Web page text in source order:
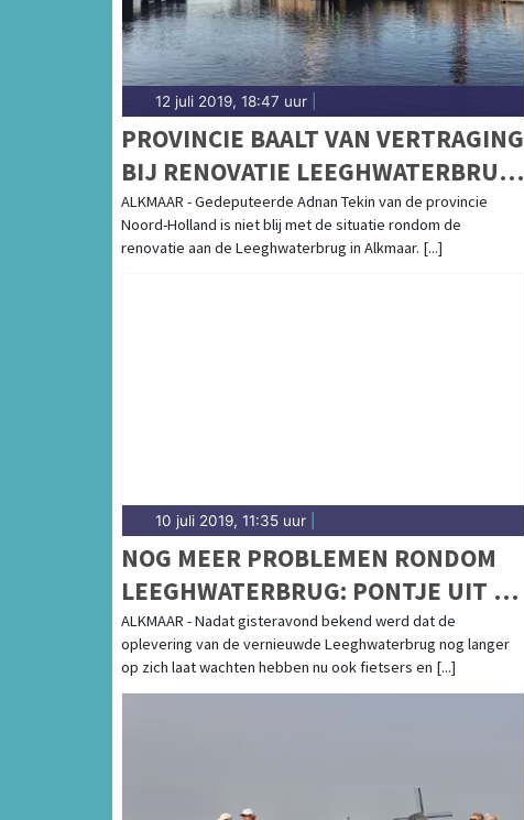
12 juli 2019, 18:47 uur
PROVINCIE BAALT VAN VERTRAGING
BIJ RENOVATIE LEEGHWATERBRUG:
'MAAR VEILIGHEID STAAT VOOROP'
ALKMAAR - Gedeputeerde Adnan Tekin van de provincie
Noord-Holland is niet blij met de situatie rondom de
renovatie aan de Leeghwaterbrug in Alkmaar. [...]
10 juli 2019, 11:35 uur
NOG MEER PROBLEMEN RONDOM
LEEGHWATERBRUG: PONTJE UIT DE
VAART
ALKMAAR - Nadat gisteravond bekend werd dat de
oplevering van de vernieuwde Leeghwaterbrug nog langer
op zich laat wachten hebben nu ook fietsers en [...]